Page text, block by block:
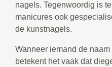
nagels. Tegenwoordig is
manicures ook
de kunstnagels.
Wanneer iemand de
betekent het vaak dat